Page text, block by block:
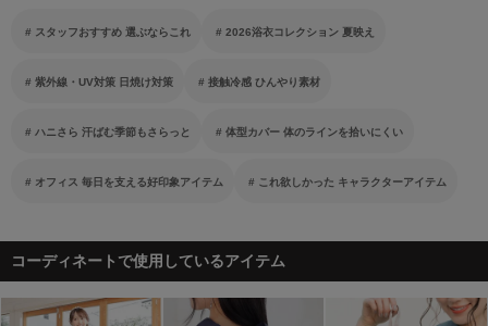
スタッフおすすめ 選ぶならこれ 2026浴衣コレクション 夏映え
紫外線・UV対策 日焼け対策 接触冷感 ひんやり素材
ハニさら 汗ばむ季節もさらっと 体型カバー 体のラインを拾いにくい
オフィス 毎日を支える好印象アイテム これ欲しかった キャラクターアイテム
コーディネートで使用しているアイテム